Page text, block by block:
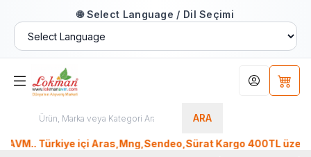
🌐 Select Language / Dil Seçimi
ARA
Hesabım
Türkiye içi Aras,Mng,Sendeo,Sürat Kargo 400TL üzeri,